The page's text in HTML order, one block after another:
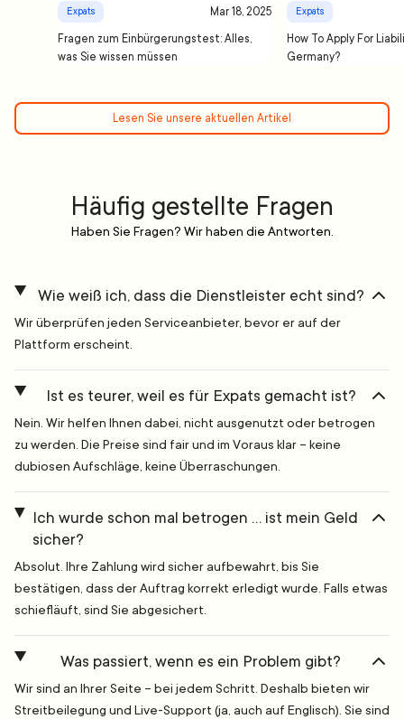
Expats Mar 18, 2025
Fragen zum Einbürgerungstest: Alles,
was Sie wissen müssen
Expats
How To Apply For
Germany?
Lesen Sie unsere aktuellen Artikel
Häufig gestellte Fragen
Haben Sie Fragen? Wir haben die Antworten.
Wie weiß ich, dass die Dienstleister echt sind?
Wir überprüfen jeden Serviceanbieter, bevor er auf der
Plattform erscheint.
Ist es teurer, weil es für Expats gemacht ist?
Nein. Wir helfen Ihnen dabei, nicht ausgenutzt oder betrogen
zu werden. Die Preise sind fair und im Voraus klar – keine
dubiosen Aufschläge, keine Überraschungen.
Ich wurde schon mal betrogen … ist mein Geld
sicher?
Absolut. Ihre Zahlung wird sicher aufbewahrt, bis Sie
bestätigen, dass der Auftrag korrekt erledigt wurde. Falls etwas
schiefläuft, sind Sie abgesichert.
Was passiert, wenn es ein Problem gibt?
Wir sind an Ihrer Seite – bei jedem Schritt. Deshalb bieten wir
Streitbeilegung und Live-Support (ja, auch auf Englisch). Sie sind